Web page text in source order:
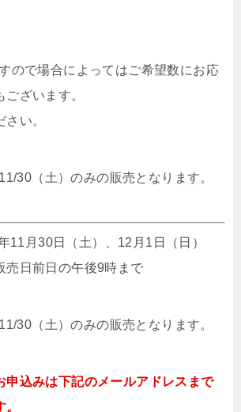
ので場合によってはご希望数にお応
ざいます。
い。
30（土）のみの販売となります。
11月30日（土）、12月1日（日）
売日前日の午後9時まで
30（土）のみの販売となります。
申込みは下記のメールアドレスまで